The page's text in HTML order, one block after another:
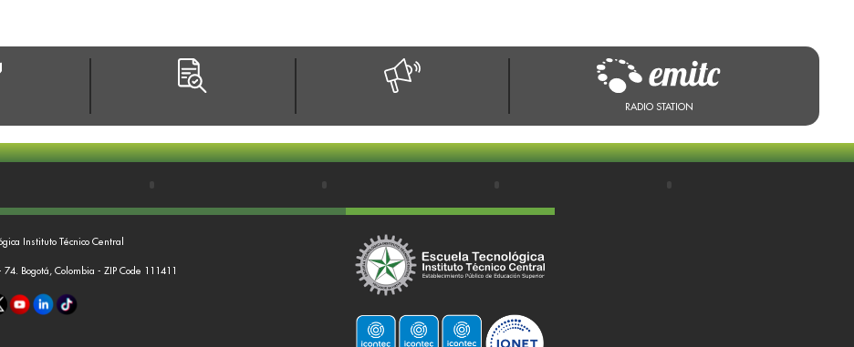
RADIO STATION
Instituto Técnico Central
Bogotá, Colombia - ZIP Code 111411